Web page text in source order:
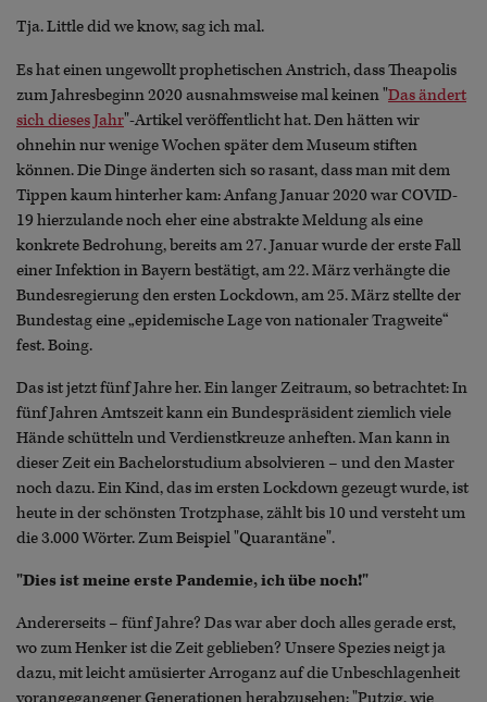
Tja. Little did we know, sag ich mal.
Es hat einen ungewollt prophetischen Anstrich, dass Theapolis
zum Jahresbeginn 2020 ausnahmsweise mal keinen "Das ändert
sich dieses Jahr"-Artikel veröffentlicht hat. Den hätten wir
ohnehin nur wenige Wochen später dem Museum stiften
können. Die Dinge änderten sich so rasant, dass man mit dem
Tippen kaum hinterher kam: Anfang Januar 2020 war COVID-
19 hierzulande noch eher eine abstrakte Meldung als eine
konkrete Bedrohung, bereits am 27. Januar wurde der erste Fall
einer Infektion in Bayern bestätigt, am 22. März verhängte die
Bundesregierung den ersten Lockdown, am 25. März stellte der
Bundestag eine „epidemische Lage von nationaler Tragweite“
fest. Boing.
Das ist jetzt fünf Jahre her. Ein langer Zeitraum, so betrachtet: In
fünf Jahren Amtszeit kann ein Bundespräsident ziemlich viele
Hände schütteln und Verdienstkreuze anheften. Man kann in
dieser Zeit ein Bachelorstudium absolvieren – und den Master
noch dazu. Ein Kind, das im ersten Lockdown gezeugt wurde, ist
heute in der schönsten Trotzphase, zählt bis 10 und versteht um
die 3.000 Wörter. Zum Beispiel "Quarantäne".
"Dies ist meine erste Pandemie, ich übe noch!"
Andererseits – fünf Jahre? Das war aber doch alles gerade erst,
wo zum Henker ist die Zeit geblieben? Unsere Spezies neigt ja
dazu, mit leicht amüsierter Arroganz auf die Unbeschlagenheit